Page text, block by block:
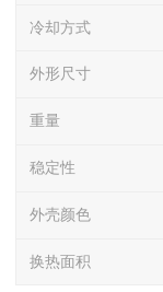
冷却方式
外形尺寸
重量
稳定性
外壳颜色
换热面积